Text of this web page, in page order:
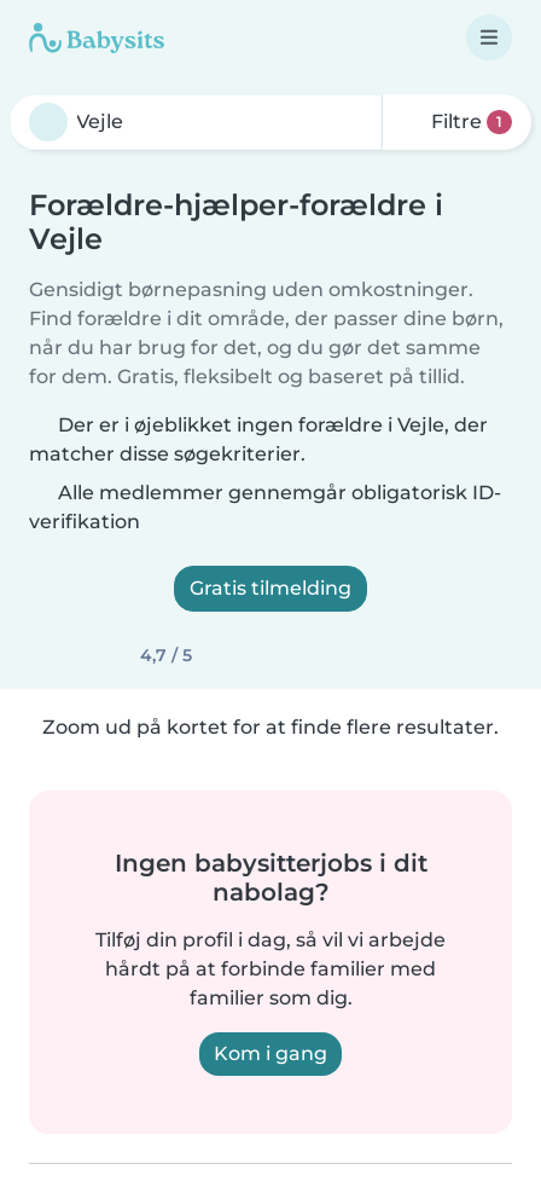
Filtre 1
Forældre-hjælper-forældre i
Vejle
Gensidigt børnepasning uden omkostninger.
Find forældre i dit område, der passer dine børn,
når du har brug for det, og du gør det samme
for dem. Gratis, fleksibelt og baseret på tillid.
Der er i øjeblikket ingen forældre i Vejle, der
matcher disse søgekriterier.
Alle medlemmer gennemgår obligatorisk ID-
verifikation
Gratis tilmelding
4,7 / 5
Zoom ud på kortet for at finde flere resultater.
Ingen babysitterjobs i dit
nabolag?
Tilføj din profil i dag, så vil vi arbejde
hårdt på at forbinde familier med
familier som dig.
Kom i gang